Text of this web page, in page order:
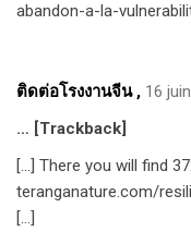
abandon-a-la-
ติดต่อโรงงานจีน, 16
… [Trackback]
[…] There you will find
teranganature.com/
[…]